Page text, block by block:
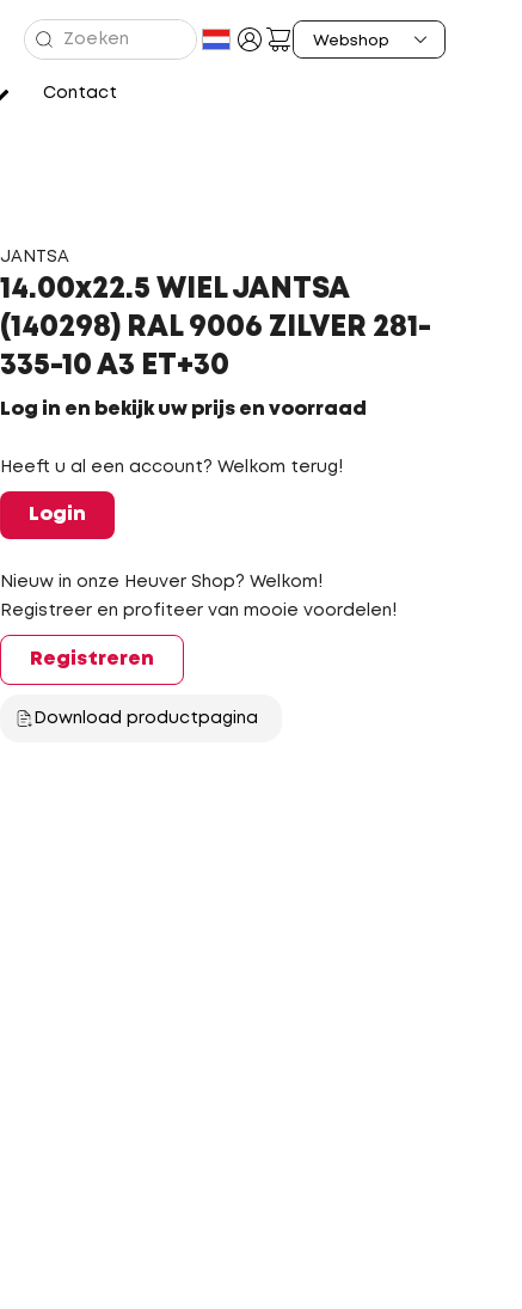
Contact
JANTSA
14.00x22.5 WIEL JANTSA
(140298) RAL 9006 ZILVER 281-
335-10 A3 ET+30
Log in en bekijk uw prijs en voorraad
Heeft u al een account? Welkom terug!
Login
Nieuw in onze Heuver Shop? Welkom!
Registreer en profiteer van mooie voordelen!
Registreren
Download productpagina